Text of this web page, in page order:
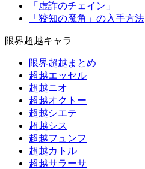
「虚詐のチェイン」
「狡知の魔角」の入手方法
限界超越キャラ
限界超越まとめ
超越エッセル
超越ニオ
超越オクトー
超越シエテ
超越シス
超越フュンフ
超越カトル
超越サラーサ